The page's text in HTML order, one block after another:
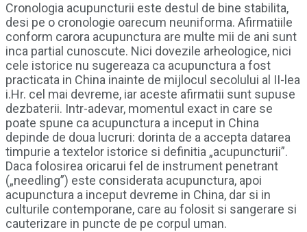
Cronologia acupuncturii este destul de bine stabilita,
desi pe o cronologie oarecum neuniforma. Afirmatiile
conform carora acupunctura are multe mii de ani sunt
inca partial cunoscute. Nici dovezile arheologice, nici
cele istorice nu sugereaza ca acupunctura a fost
practicata in China inainte de mijlocul secolului al II-lea
i.Hr. cel mai devreme, iar aceste afirmatii sunt supuse
dezbaterii. Intr-adevar, momentul exact in care se
poate spune ca acupunctura a inceput in China
depinde de doua lucruri: dorinta de a accepta datarea
timpurie a textelor istorice si definitia „acupuncturii”.
Daca folosirea oricarui fel de instrument penetrant
(„needling”) este considerata acupunctura, apoi
acupunctura a inceput devreme in China, dar si in
culturile contemporane, care au folosit si sangerare si
cauterizare in puncte de pe corpul uman.